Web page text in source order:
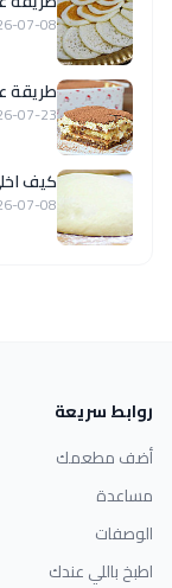
07-08
طريقة
07-23
كيف
07-08
روابط سريعة
أضف مطعمك
مساعدة
الوصفات
اطبخ باللي عندك